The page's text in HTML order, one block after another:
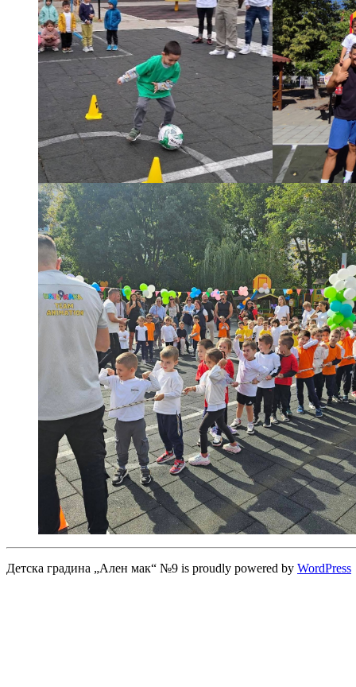
Детска градина „Ален мак“ №9 is proudly powered by WordPress